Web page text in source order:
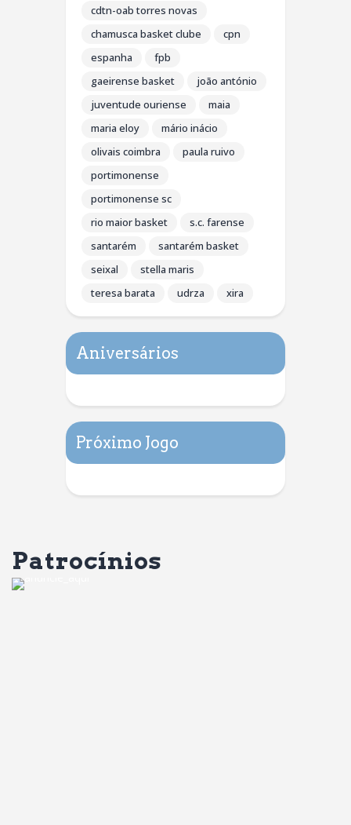
cdtn-oab torres novas
chamusca basket clube
cpn
espanha
fpb
gaeirense basket
joão antónio
juventude ouriense
maia
maria eloy
mário inácio
olivais coimbra
paula ruivo
portimonense
portimonense sc
rio maior basket
s.c. farense
santarém
santarém basket
seixal
stella maris
teresa barata
udrza xira
Aniversários
Próximo Jogo
Patrocínios